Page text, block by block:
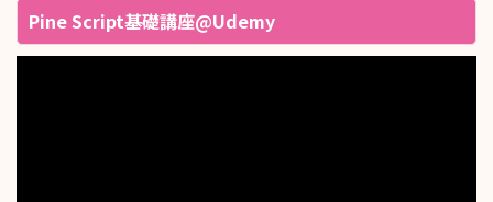
Pine Script基礎講座@Udemy